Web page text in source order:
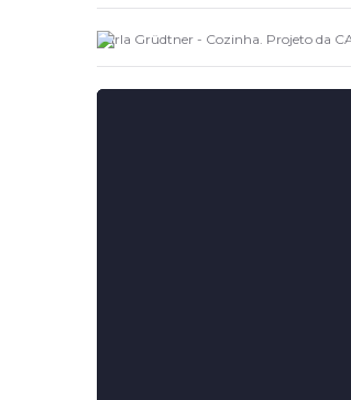
Carla Grüdtner - Cozinha. Projeto da